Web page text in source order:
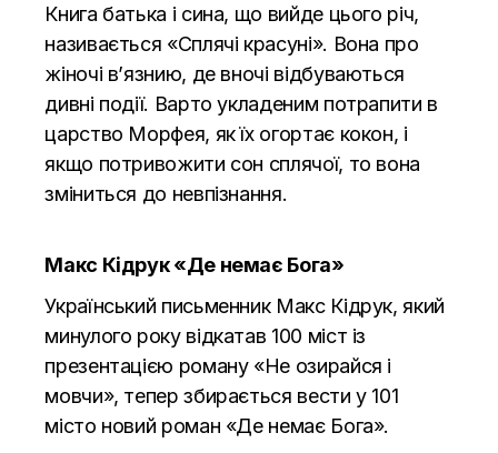
Книга батька і сина, що вийде цього річ,
називається «Сплячі красуні». Вона про
жіночі в’язнию, де вночі відбуваються
дивні події. Варто укладеним потрапити в
царство Морфея, як їх огортає кокон, і
якщо потривожити сон сплячої, то вона
зміниться до невпізнання.
Макс Кідрук «Де немає Бога»
Український письменник Макс Кідрук, який
минулого року відкатав 100 міст із
презентацією роману «Не озирайся і
мовчи», тепер збирається вести у 101
місто новий роман «Де немає Бога».